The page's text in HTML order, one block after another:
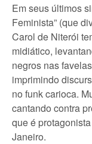
Em seus últimos
Feminista” (que
Carol de Niterói
midiático,
negros nas
imprimindo
no funk carioca.
cantando contra
que é
Janeiro.